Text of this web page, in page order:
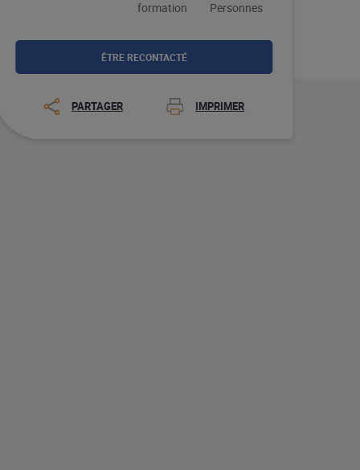
formation
Personnes
ÊTRE RECONTACTÉ
PARTAGER IMPRIMER